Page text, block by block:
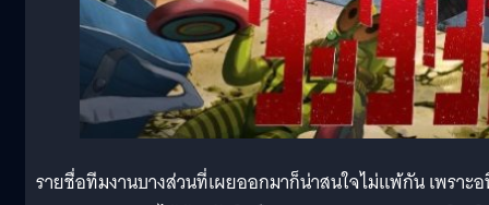
รายชื่อทีมงานบางส่วนที่เผยออกมาก็น่าสนใจไม่แพ้กัน เพราะ